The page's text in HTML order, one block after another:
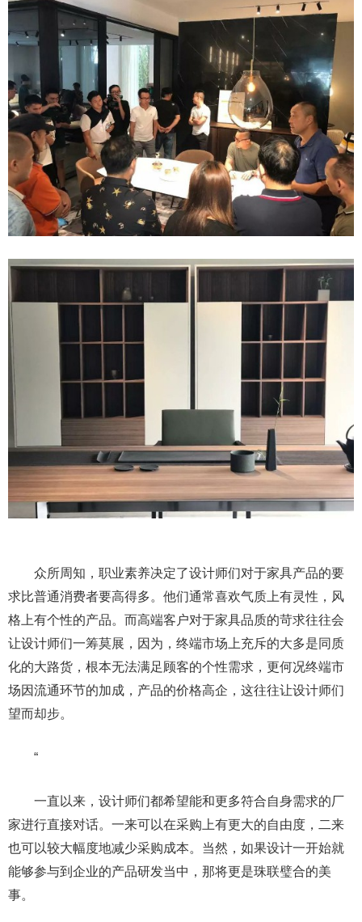
众所周知，职业素养决定了设计师们对于家具产品的要
求比普通消费者要高得多。他们通常喜欢气质上有灵性，风
格上有个性的产品。而高端客户对于家具品质的苛求往往会
让设计师们一筹莫展，因为，终端市场上充斥的大多是同质
化的大路货，根本无法满足顾客的个性需求，更何况终端市
场因流通环节的加成，产品的价格高企，这往往让设计师们
望而却步。
“
一直以来，设计师们都希望能和更多符合自身需求的厂
家进行直接对话。一来可以在采购上有更大的自由度，二来
也可以较大幅度地减少采购成本。当然，如果设计一开始就
能够参与到企业的产品研发当中，那将更是珠联璧合的美
事。